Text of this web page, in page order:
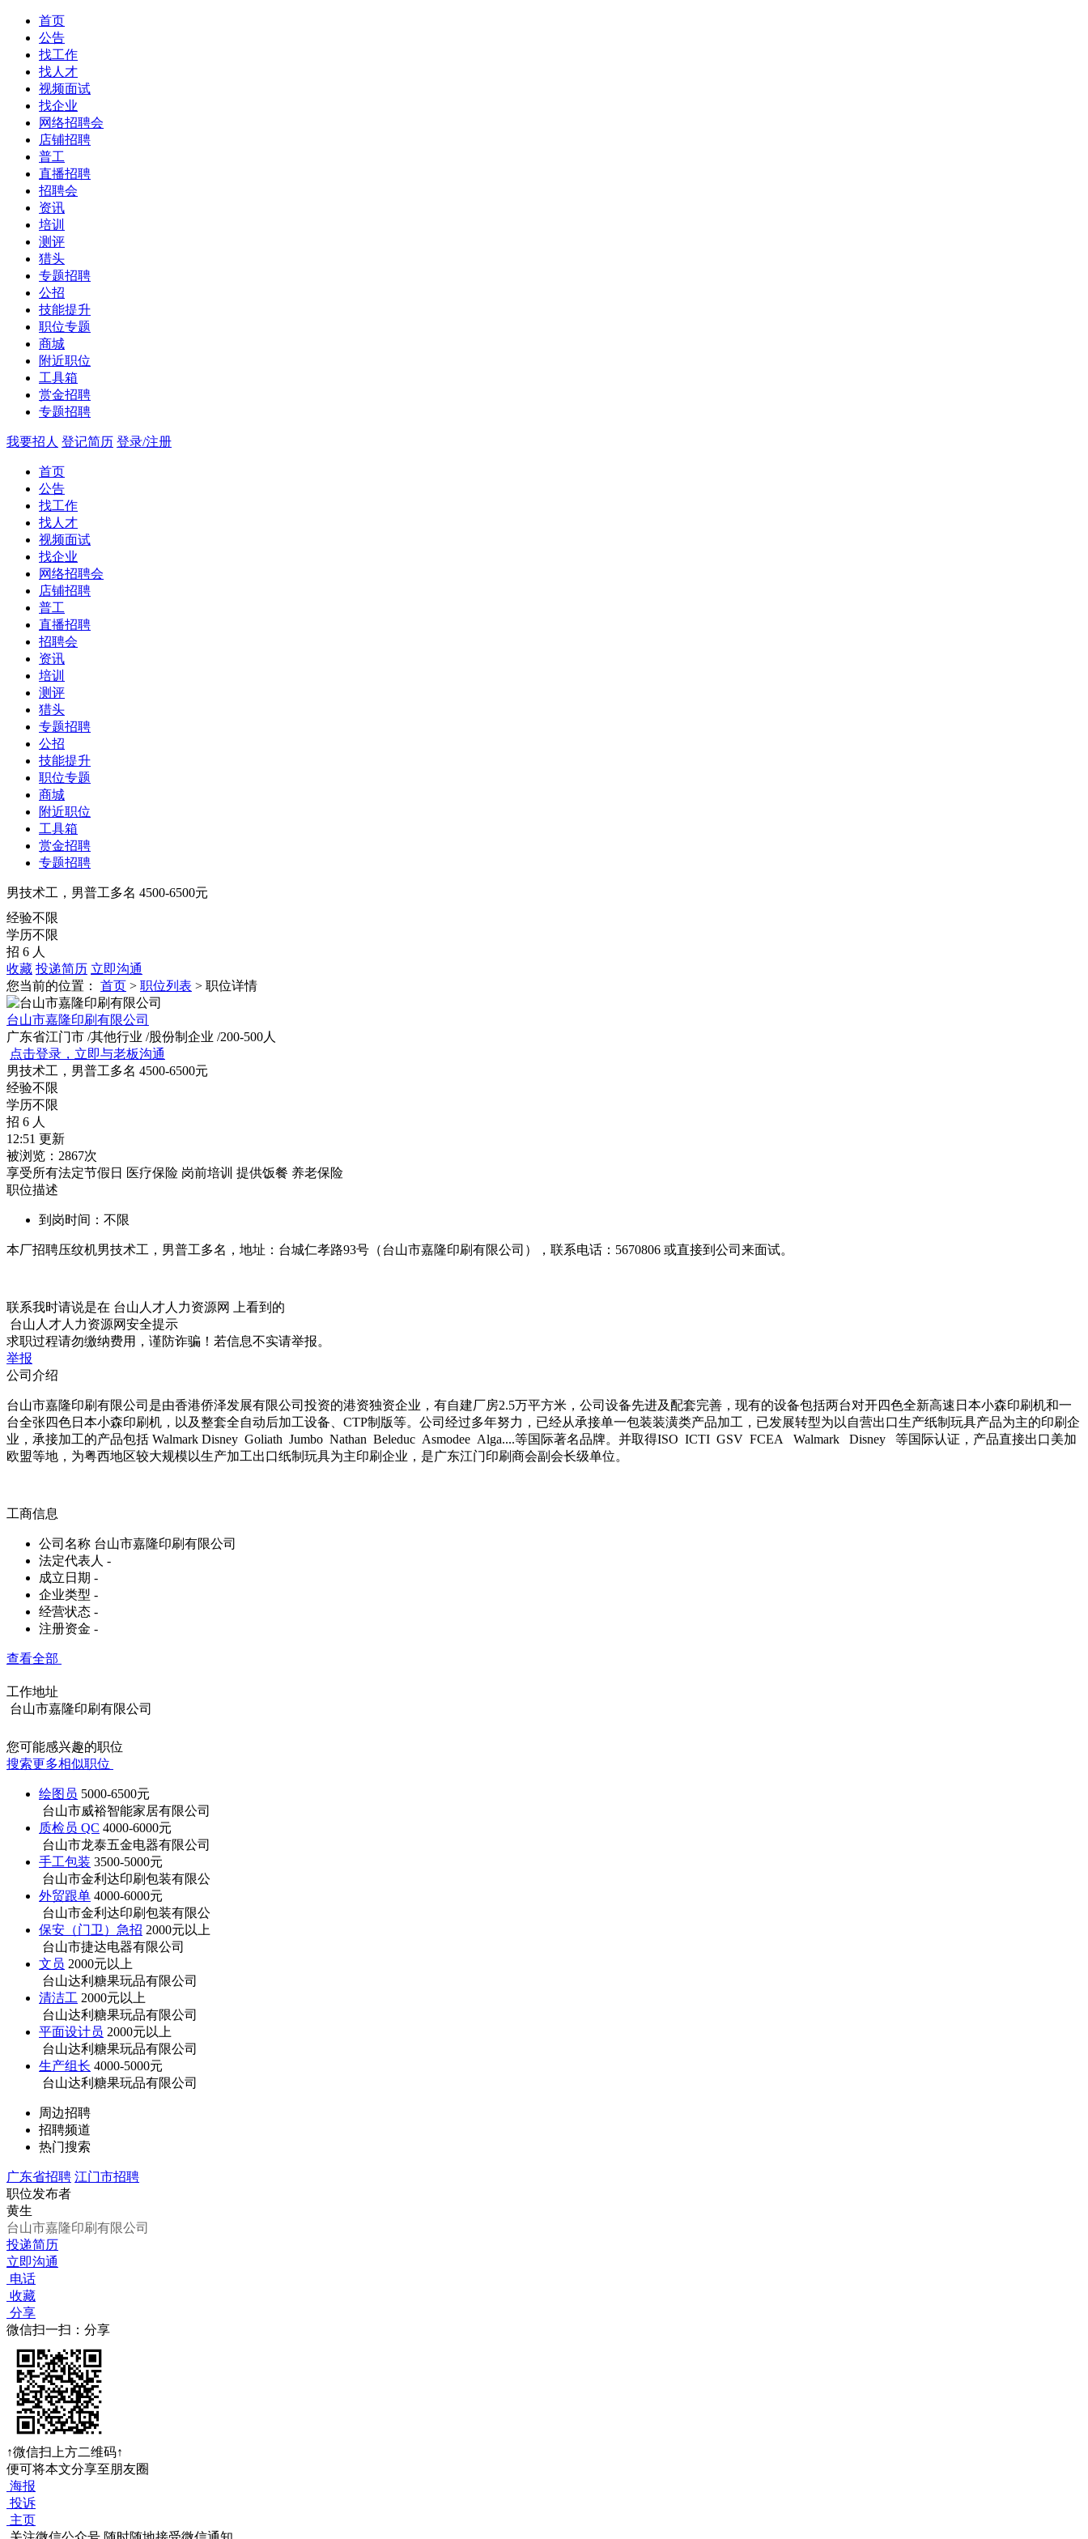
首页
公告
找工作
找人才
视频面试
找企业
网络招聘会
店铺招聘
普工
直播招聘
招聘会
资讯
培训
测评
猎头
专题招聘
公招
技能提升
职位专题
商城
附近职位
工具箱
赏金招聘
专题招聘
我要招人 登记简历 登录/注册
首页
公告
找工作
找人才
视频面试
找企业
网络招聘会
店铺招聘
普工
直播招聘
招聘会
资讯
培训
测评
猎头
专题招聘
公招
技能提升
职位专题
商城
附近职位
工具箱
赏金招聘
专题招聘
男技术工，男普工多名 4500-6500元
经验不限
学历不限
招 6 人
收藏 投递简历 立即沟通
您当前的位置： 首页 > 职位列表 > 职位详情
台山市嘉隆印刷有限公司
广东省江门市 /其他行业 /股份制企业 /200-500人
点击登录，立即与老板沟通
男技术工，男普工多名 4500-6500元
经验不限
学历不限
招 6 人
12:51 更新
被浏览： 2867次
享受所有法定节假日 医疗保险 岗前培训 提供饭餐 养老保险
职位描述
到岗时间：不限
本厂招聘压纹机男技术工，男普工多名，地址：台城仁孝路93号（台山市嘉隆印刷有限公司），联系电话：5670806 或直接到公司来面试。
联系我时请说是在 台山人才人力资源网
上看到的
台山人才人力资源网安全提示
求职过程请勿缴纳费用，谨防诈骗！若信息不实请举报。
举报
公司介绍
台山市嘉隆印刷有限公司是由香港侨泽发展有限公司投资的港资独资企业，有自建厂房2.5万平方米，公司设备先进及配套完善，现有的设备包括两台对开四色全新高速日本小森印刷机和一
台全张四色日本小森印刷机，以及整套全自动后加工设备、CTP制版等。公司经过多年努力，已经从承接单一包装装潢类产品加工，已发展转型为以自营出口生产纸制玩具产品为主的印刷企
业，承接加工的产品包括 Walmark Disney Goliath Jumbo Nathan Beleduc Asmodee Alga....等国际著名品牌。并取得ISO ICTI GSV FCEA Walmark Disney 等国际认证，产品直接出口美加
欧盟等地，为粤西地区较大规模以生产加工出口纸制玩具为主印刷企业，是广东江门印刷商会副会长级单位。
工商信息
公司名称 台山市嘉隆印刷有限公司
法定代表人 -
成立日期 -
企业类型 -
经营状态 -
注册资金 -
查看全部
工作地址
台山市嘉隆印刷有限公司
您可能感兴趣的职位
搜索更多相似职位
绘图员 5000-6500元
台山市威裕智能家居有限公司
质检员 QC 4000-6000元
台山市龙泰五金电器有限公司
手工包装 3500-5000元
台山市金利达印刷包装有限公
外贸跟单 4000-6000元
台山市金利达印刷包装有限公
保安（门卫）急招 2000元以上
台山市捷达电器有限公司
文员 2000元以上
台山达利糖果玩品有限公司
清洁工 2000元以上
台山达利糖果玩品有限公司
平面设计员 2000元以上
台山达利糖果玩品有限公司
生产组长 4000-5000元
台山达利糖果玩品有限公司
周边招聘
招聘频道
热门搜索
广东省招聘 江门市招聘
职位发布者
黄生
台山市嘉隆印刷有限公司
投递简历
立即沟通
电话
收藏
分享
微信扫一扫：分享
↑微信扫上方二维码↑
便可将本文分享至朋友圈
海报
投诉
主页